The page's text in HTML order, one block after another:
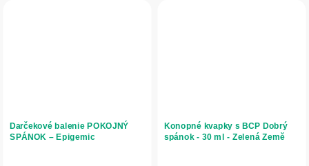
Darčekové balenie POKOJNÝ
SPÁNOK – Epigemic
Konopné kvapky s BCP Dobrý
spánok - 30 ml - Zelená Země